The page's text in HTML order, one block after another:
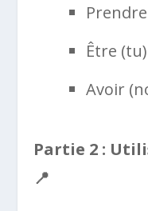
Être (tu)
Avoir
Partie 2 :
📍